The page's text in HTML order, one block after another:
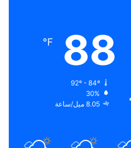
88
℉
92º - 84º
30%
8.05 ميل/ساعة